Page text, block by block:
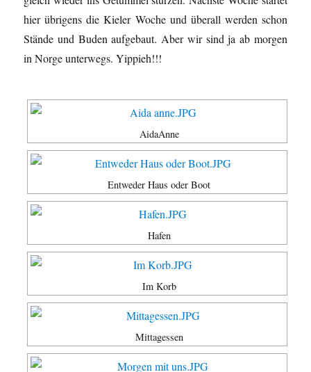
hier übrigens die Kieler Woche und überall werden schon
Stände und Buden aufgebaut. Aber wir sind ja ab morgen
in Norge unterwegs. Yippieh!!!
AidaAnne
Entweder Haus oder Boot
Hafen
Im Korb
Mittagessen